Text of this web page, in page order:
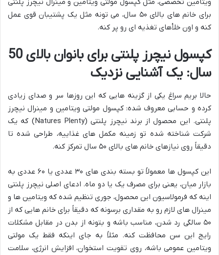
ویتامین تخصصی، مثل کپسول مولتی ویتامین و مینرال نیچرز پلنتی
برای خانم های بالای ۵۰ سال، می تونه مثل یک پشتیبان قوی عمل
کنه و اون خلأهای تغذیه ای رو پر کنه.
کپسول نیچرز پلنتی برای بانوان بالای 50
سال: یک آشنایی نزدیک
حالا بریم سراغ یکی از گزینه هایی که این روزها سر و صدای زیادی
کرده و حسابی معروف شده: کپسول مولتی ویتامین و مینرال نیچرز
پلنتی. این محصول از برند نیچرز پلنتی (Natures Plenty) که یک
شرکت شناخته شده تو زمینه مکمل های غذاییه، طراحی شده تا
دقیقاً روی نیازهای خانم های بالای ۵۰ سال تمرکز کنه.
این کپسول ها معمولاً تو بسته بندی های ۳۰ عددی یا ۶۰ عددی به
بازار میان، یعنی برای مصرف یک یا دو ماه. ادعای اصلی نیچرز پلنتی
اینه که فرمولاسیون این محصول، جوری تنظیم شده که ویتامین ها و
مینرال های لازم رو به مقداری برسونه که دقیقاً برای خانم هایی که از
۵۰ سالگی رد شدن، مناسب باشه و بتونه از بدن در مقابل مشکلات
رایج این سن محافظت کنه. مثلاً به جای اینکه فقط یک مولتی
ویتامین عمومی باشه، روی تقویت استخوان، افزایش انرژی، سلامت